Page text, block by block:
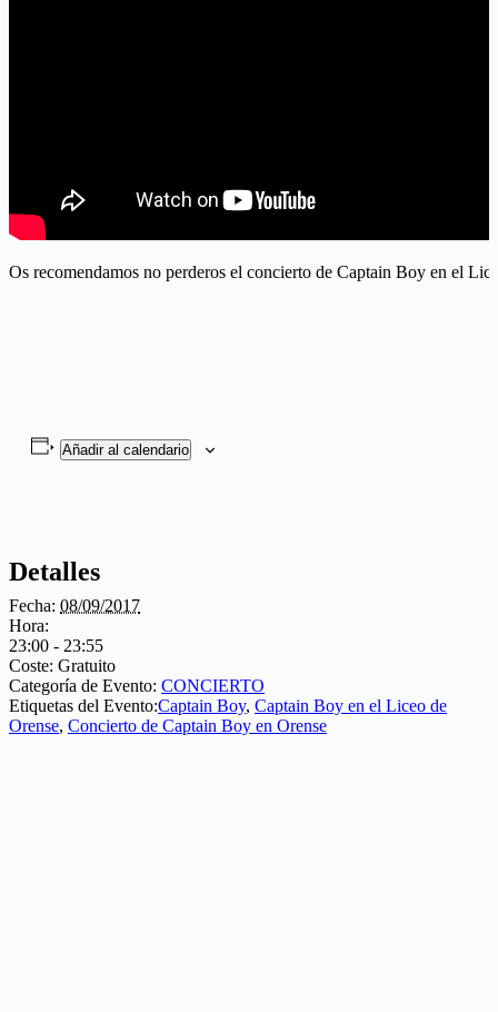
Os recomendamos no perderos el concierto de Captain Boy en el
Añadir al calendario
Detalles
Fecha: 08/09/2017
Hora:
23:00 - 23:55
Coste: Gratuito
Categoría de Evento: CONCIERTO
Etiquetas del Evento:Captain Boy, Captain Boy en el Liceo de
Orense, Concierto de Captain Boy en Orense